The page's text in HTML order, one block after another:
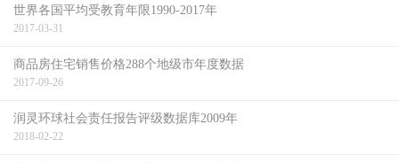
世界各国平均受教育年限1990-2017年
2017-03-31
商品房住宅销售价格288个地级市年度数据
2017-09-26
润灵环球社会责任报告评级数据库2009年
2018-02-22